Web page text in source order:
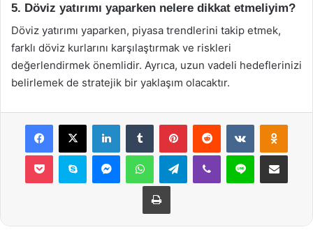
5. Döviz yatırımı yaparken nelere dikkat etmeliyim?
Döviz yatırımı yaparken, piyasa trendlerini takip etmek,
farklı döviz kurlarını karşılaştırmak ve riskleri
değerlendirmek önemlidir. Ayrıca, uzun vadeli hedeflerinizi
belirlemek de stratejik bir yaklaşım olacaktır.
Facebook
X LinkedInTumblr PinterestReddit VKontakte
Pocket Skype MessengerWhatsAppTelegramViber Line E-Posta ile
Yazdır